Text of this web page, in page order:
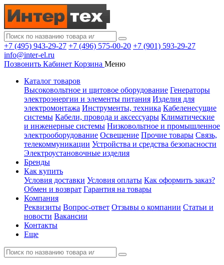
+7 (495) 943-29-27 +7 (496) 575-00-20 +7 (901) 593-29-27
info@inter-el.ru
Позвонить Кабинет Корзина Меню
Каталог товаров
Высоковольтное и щитовое оборудование Генераторы
электроэнергии и элементы питания Изделия для
электромонтажа Инструменты, техника Кабеленесущие
системы Кабели, провода и аксессуары Климатические
и инженерные системы Низковольтное и промышленное
электрооборудование Освещение Прочие товары Связь,
телекоммуникации Устройства и средства безопасности
Электроустановочные изделия
Бренды
Как купить
Условия доставки Условия оплаты Как оформить заказ?
Обмен и возврат Гарантия на товары
Компания
Реквизиты Вопрос-ответ Отзывы о компании Статьи и
новости Вакансии
Контакты
Еще